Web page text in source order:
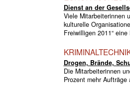
Dienst an der
Viele Mitarbeiterinnen
kulturelle
Freiwilligen 2011“
Drogen, Brände,
Die Mitarbeiterinnen
Prozent mehr Aufträge